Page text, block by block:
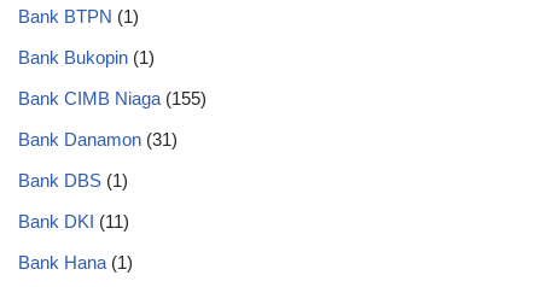
Bank BTPN (1)
Bank Bukopin (1)
Bank CIMB Niaga (155)
Bank Danamon (31)
Bank DBS (1)
Bank DKI (11)
Bank Hana (1)